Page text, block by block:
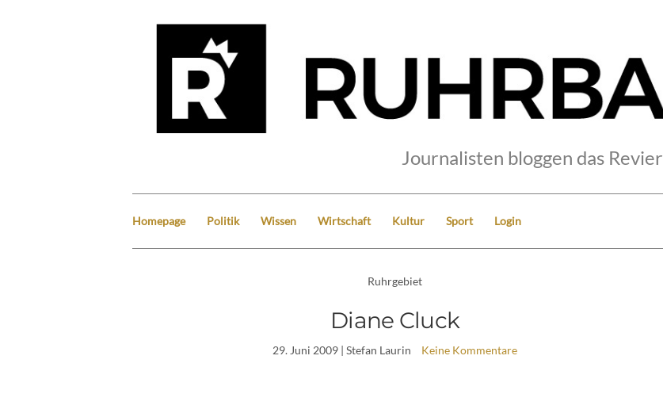
Journalisten bloggen das Revier
Homepage Politik Wissen Wirtschaft Kultur Sport Login
Ruhrgebiet
Diane Cluck
29. Juni 2009 | Stefan Laurin Keine Kommentare